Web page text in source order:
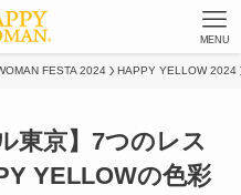
MENU
FESTA 2024 HAPPY YELLOW 2024
東京】7つのレス
YELLOWの色彩